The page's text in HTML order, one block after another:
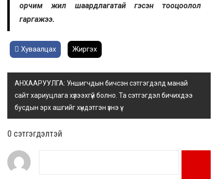
орчим жил шаардлагатай гэсэн тооцоолол
гаргажээ.
Хуваалцах Жиргэх
АНХААРУУЛГА: Уншигчдын бичсэн сэтгэгдэлд манай
сайт хариуцлага хүлээхгүй болно. Та сэтгэгдэл бичихдээ
бусдын эрх ашгийг хүндэтгэн үзнэ үү.
0 cэтгэгдэлтэй